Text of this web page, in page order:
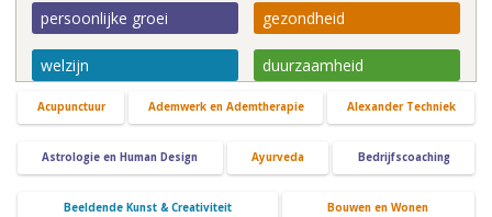
persoonlijke groei gezondheid
welzijn duurzaamheid
Acupunctuur Ademwerk en Ademtherapie Alexander Techniek
Astrologie en Human Design Ayurveda Bedrijfscoaching
Beeldende Kunst & Creativiteit Bouwen en Wonen